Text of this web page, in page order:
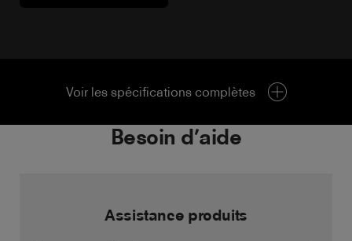
Voir les spécifications complètes
Besoin d’aide
Assistance produits